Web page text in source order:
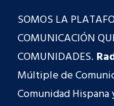
SOMOS LA
COMUNICACIÓN
COMUNIDADES.
Múltiple de
Comunidad